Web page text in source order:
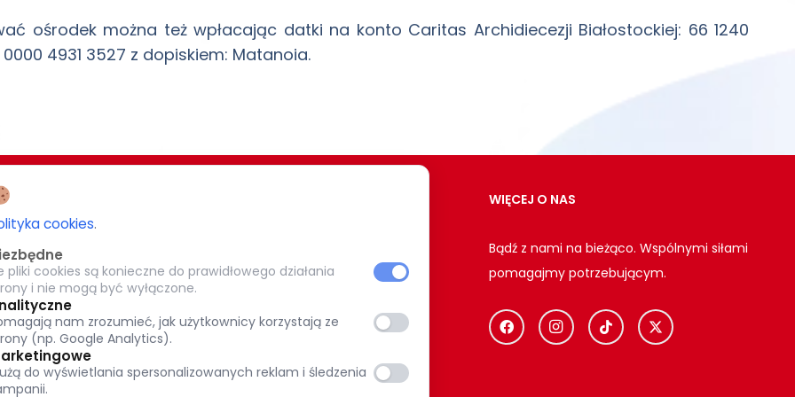
ośrodek można też wpłacając datki na konto Caritas Archidiecezji Białostockiej: 66 1240
0000 4931 3527 z dopiskiem: Matanoia.
BIAŁOSTOCKIEJ
Białystok
KRS: 0000 269 579
(+48) 85 651 90 08
bialystok@caritas.pl
WIĘCEJ O NAS
Bądź z nami na bieżąco. Wspólnymi siłami
pomagajmy potrzebującym.
cookies.
pliki cookies są konieczne do prawidłowego działania
i nie mogą być wyłączone.
nam zrozumieć, jak użytkownicy korzystają ze
(np. Google Analytics).
do wyświetlania spersonalizowanych reklam i śledzenia